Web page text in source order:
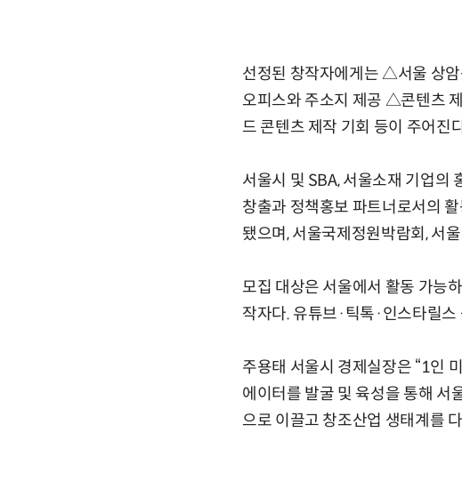
선정된 창작자에게는 △서울 상
오피스와 주소지 제공 △콘텐츠
드 콘텐츠 제작 기회 등이 주어진
서울시 및 SBA, 서울소재 기업의
창출과 정책홍보 파트너로서의
됐으며, 서울국제정원박람회, 서
모집 대상은 서울에서 활동 가능
작자다. 유튜브·틱톡·인스타릴
주용태 서울시 경제실장은 “1인
에이터를 발굴 및 육성을 통해 서
으로 이끌고 창조산업 생태계를